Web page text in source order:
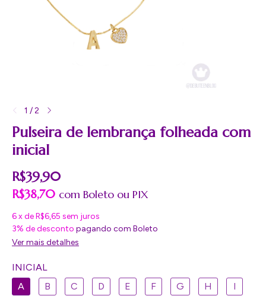
1 /2
Pulseira de lembrança folheada com
inicial
R$39,90
R$38,70 com Boleto
6xdeR$6,65 sem juros
3% de desconto pagando com Boleto
Ver mais detalhes
INICIAL
A
B C D E F G H I